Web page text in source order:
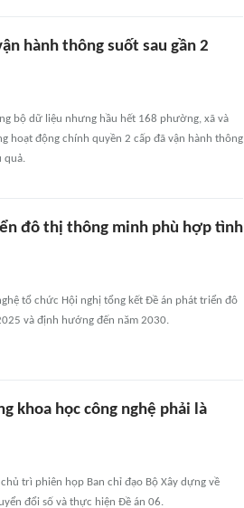
hành thông suốt sau gần 2
bộ dữ liệu nhưng hầu hết 168 phường, xã và
hoạt động chính quyền 2 cấp đã vận hành thông
quả.
đô thị thông minh phù hợp tình
tổ chức Hội nghị tổng kết Đề án phát triển đô
và định hướng đến năm 2030.
khoa học công nghệ phải là
trì phiên họp Ban chỉ đạo Bộ Xây dựng về
đổi số và thực hiện Đề án 06.